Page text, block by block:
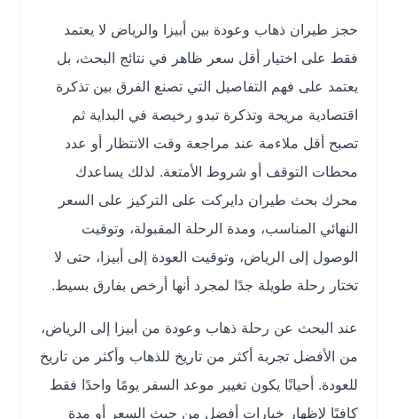
حجز طيران ذهاب وعودة بين أبيزا والرياض لا يعتمد
فقط على اختيار أقل سعر ظاهر في نتائج البحث، بل
يعتمد على فهم التفاصيل التي تصنع الفرق بين تذكرة
اقتصادية مريحة وتذكرة تبدو رخيصة في البداية ثم
تصبح أقل ملاءمة عند مراجعة وقت الانتظار أو عدد
محطات التوقف أو شروط الأمتعة. لذلك يساعدك
محرك بحث طيران دايركت على التركيز على السعر
النهائي المناسب، ومدة الرحلة المقبولة، وتوقيت
الوصول إلى الرياض، وتوقيت العودة إلى أبيزا، حتى لا
تختار رحلة طويلة جدًا لمجرد أنها أرخص بفارق بسيط.
عند البحث عن رحلة ذهاب وعودة من أبيزا إلى الرياض،
من الأفضل تجربة أكثر من تاريخ للذهاب وأكثر من تاريخ
للعودة. أحيانًا يكون تغيير موعد السفر يومًا واحدًا فقط
كافيًا لإظهار خيارات أفضل من حيث السعر أو مدة